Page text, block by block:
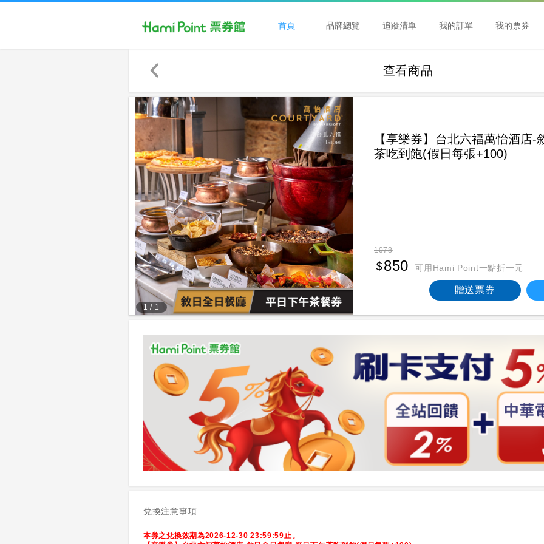
首頁 品牌總覽 追蹤清單 我的訂單 我的票券
查看商品
1 / 1
【享樂券】台北六福萬怡酒店
茶吃到飽(假日每張+100)
1078
850 可用Hami Point一點折一元
贈送票券
兌換注意事項
本券之兌換效期為2026-12-30 23:59:59止。